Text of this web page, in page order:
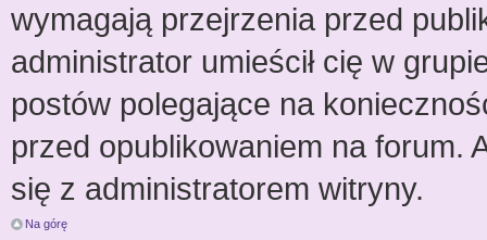
wymagają przejrzenia przed
administrator umieścił cię w
postów polegające na
przed opublikowaniem na forum.
się z administratorem witryny.
Na górę